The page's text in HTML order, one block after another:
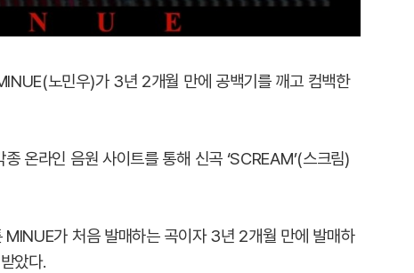
노민우)가 3년 2개월 만에 공백기를 깨고 컴백한
온라인 음원 사이트를 통해 신곡 ‘SCREAM’(스크림)
MINUE가 처음 발매하는 곡이자 3년 2개월 만에 발매하
았다.